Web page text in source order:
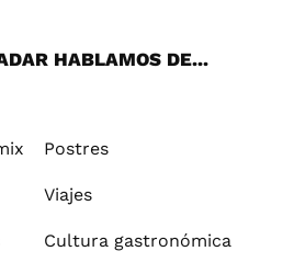
HABLAMOS DE...
Postres
Viajes
Cultura gastronómica